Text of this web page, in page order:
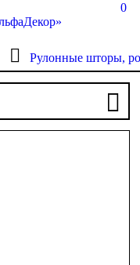
0
Рулонные шторы,